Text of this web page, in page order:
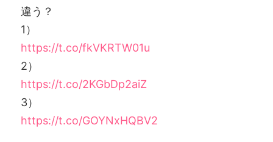
違う？
1）
https://t.co/fkVKRTW01u
2）
https://t.co/2KGbDp2aiZ
3）
https://t.co/GOYNxHQBV2